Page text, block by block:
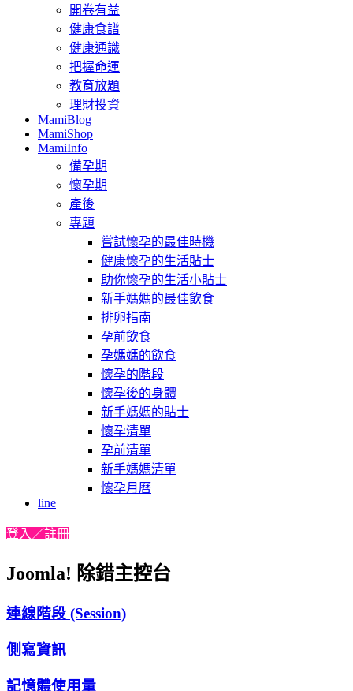
開卷有益
健康食譜
健康通識
把握命運
教育放題
理財投資
MamiBlog
MamiShop
MamiInfo
備孕期
懷孕期
產後
專題
嘗試懷孕的最佳時機
健康懷孕的生活貼士
助你懷孕的生活小貼士
新手媽媽的最佳飲食
排卵指南
孕前飲食
孕媽媽的飲食
懷孕的階段
懷孕後的身體
新手媽媽的貼士
懷孕清單
孕前清單
新手媽媽清單
懷孕月曆
line
登入／註冊
Joomla! 除錯主控台
連線階段 (Session)
側寫資訊
記憶體使用量